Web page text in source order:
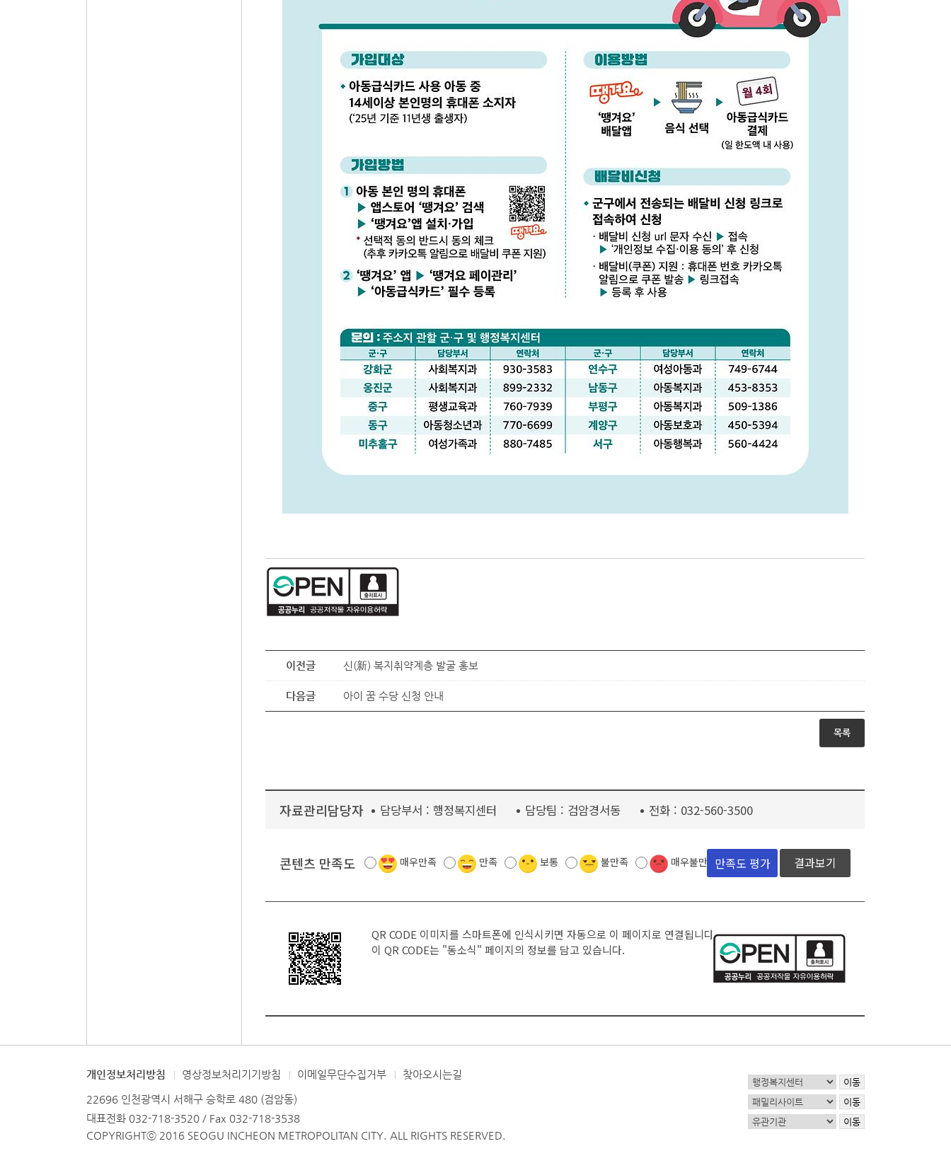
이전글 신(新) 복지취약계층 발굴 홍보
다음글 아이 꿈 수당 신청 안내
목록
자료관리담당자 담당부서 : 행정복지센터 담당팀 : 검암경서동 전화 : 032-560-3500
콘텐츠 만족도 매우만족 만족 보통 불만족 매우불만족 결과보기
QR CODE 이미지를 스마트폰에 인식시키면 자동으로 이 페이지로 연결됩니다.
이 QR CODE는 "동소식" 페이지의 정보를 담고 있습니다.
개인정보처리방침 영상정보처리기기방침 이메일무단수집거부 찾아오시는길
22696 인천광역시 서해구 승학로 480 (검암동)
대표전화 032-718-3520 / Fax 032-718-3538
COPYRIGHTⓒ 2016 SEOGU INCHEON METROPOLITAN CITY. ALL RIGHTS RESERVED.